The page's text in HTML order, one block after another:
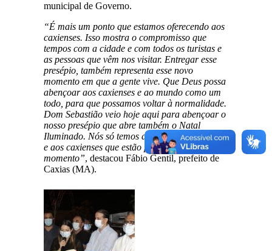
municipal de Governo.
“É mais um ponto que estamos oferecendo aos
caxienses. Isso mostra o compromisso que
tempos com a cidade e com todos os turistas e
as pessoas que vêm nos visitar. Entregar esse
presépio, também representa esse novo
momento em que a gente vive. Que Deus possa
abençoar aos caxienses e ao mundo como um
todo, para que possamos voltar à normalidade.
Dom Sebastião veio hoje aqui para abençoar o
nosso presépio que abre também o Natal
Iluminado. Nós só temos a agradecer ao bispo
e aos caxienses que estão prestigiando esse
momento”, destacou Fábio Gentil, prefeito de
Caxias (MA).